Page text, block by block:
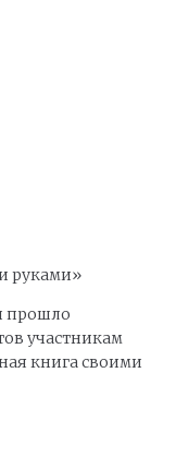
руками»
прошло
участникам
книга своими